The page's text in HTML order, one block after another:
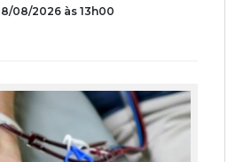
08/2026 às 13h00